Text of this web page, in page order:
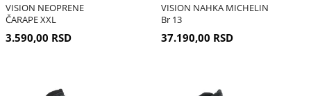
VISION NEOPRENE
ČARAPE XXL
3.590,00 RSD
VISION NAHKA MICHELIN
Br 13
37.190,00 RSD